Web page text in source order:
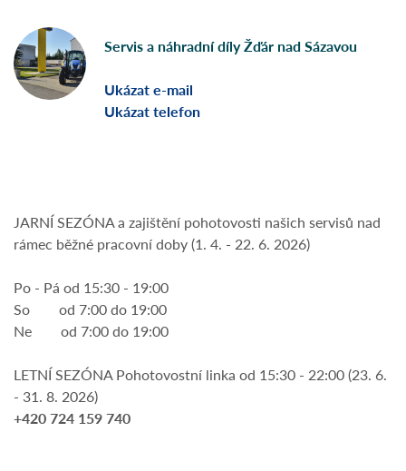
Servis a náhradní díly Žďár nad Sázavou
Ukázat e-mail
Ukázat telefon
JARNÍ SEZÓNA a zajištění pohotovosti našich servisů nad
rámec běžné pracovní doby (1. 4. - 22. 6. 2026)
Po - Pá od 15:30 - 19:00
So od 7:00 do 19:00
Ne od 7:00 do 19:00
LETNÍ SEZÓNA Pohotovostní linka od 15:30 - 22:00 (23. 6.
- 31. 8. 2026)
​+420 724 159 740